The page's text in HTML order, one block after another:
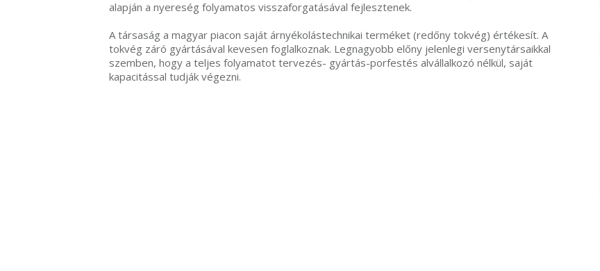
alapján a nyereség folyamatos visszaforgatásával fejlesztenek.
A társaság a magyar piacon saját árnyékolástechnikai terméket (redőny tokvég) értékesít. A
tokvég záró gyártásával kevesen foglalkoznak. Legnagyobb előny jelenlegi versenytársaikkal
szemben, hogy a teljes folyamatot tervezés- gyártás-porfestés alvállalkozó nélkül, saját
kapacitással tudják végezni.